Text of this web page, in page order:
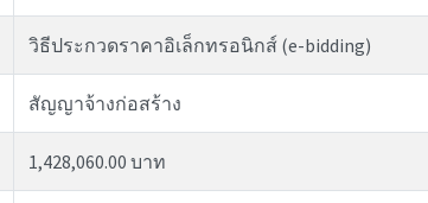
วิธีประกวดราคาอิเล็กทรอนิกส์ (e-bidding)
สัญญาจ้างก่อสร้าง
1,428,060.00 บาท